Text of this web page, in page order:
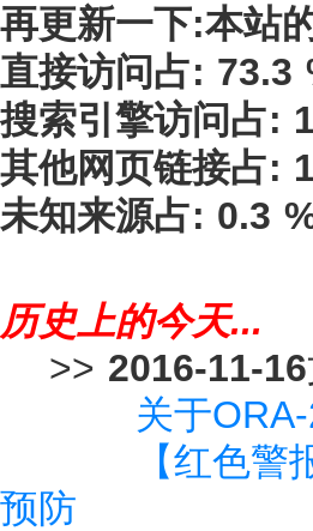
再更新一下:本站
直接访问占: 73.3
搜索引擎访问占:
其他网页链接占:
未知来源占: 0.3
历史上的今天...
>> 2016-11-16
关于
【红色
预防